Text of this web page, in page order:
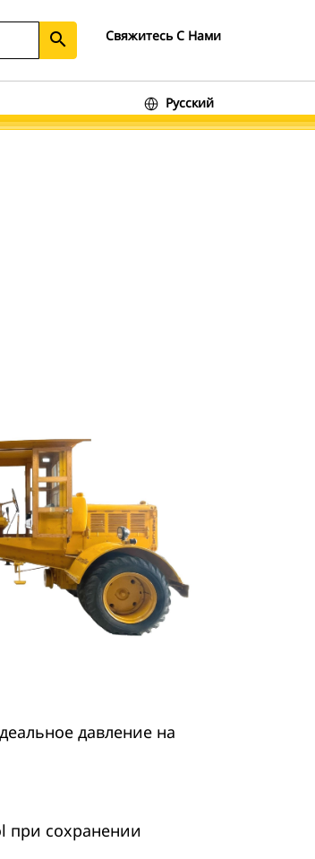
search Свяжитесь С Нами
Русский
давление на
при сохранении